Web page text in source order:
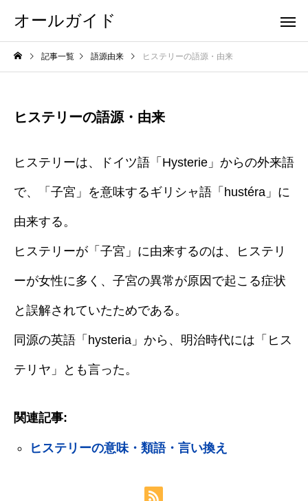
オールガイド
記事一覧 語源由来 ヒステリーの語源・由来
ヒステリーの語源・由来
ヒステリーは、ドイツ語「Hysterie」からの外来語
で、「子宮」を意味するギリシャ語「hustéra」に
由来する。
ヒステリーが「子宮」に由来するのは、ヒステリ
ーが女性に多く、子宮の異常が原因で起こる症状
と誤解されていたためである。
同源の英語「hysteria」から、明治時代には「ヒス
テリヤ」とも言った。
関連記事:
ヒステリーの意味・類語・言い換え